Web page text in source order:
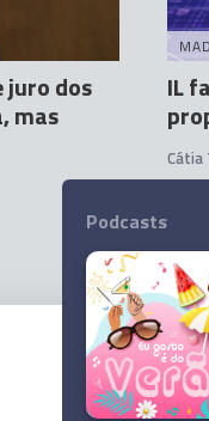
juro dos
mas
IL
Cátia
Podcasts